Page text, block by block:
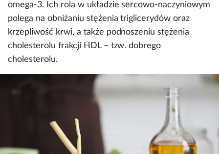
omega-3. Ich rola w układzie sercowo-naczyniowym
polega na obniżaniu stężenia triglicerydów oraz
krzepliwość krwi, a także podnoszeniu stężenia
cholesterolu frakcji HDL – tzw. dobrego
cholesterolu.